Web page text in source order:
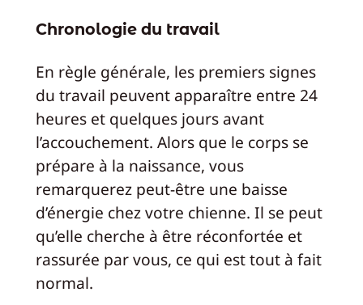
Chronologie du travail
En règle générale, les premiers signes
du travail peuvent apparaître entre 24
heures et quelques jours avant
l’accouchement. Alors que le corps se
prépare à la naissance, vous
remarquerez peut-être une baisse
d’énergie chez votre chienne. Il se peut
qu’elle cherche à être réconfortée et
rassurée par vous, ce qui est tout à fait
normal.